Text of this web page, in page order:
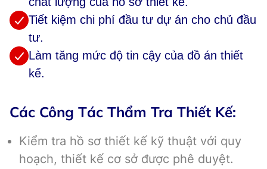
Tiết kiệm chi phí đầu tư dự án cho chủ đầu
tư.
Làm tăng mức độ tin cậy của đồ án thiết
kế.
Các Công Tác Thẩm Tra Thiết Kế:
Kiểm tra hồ sơ thiết kế kỹ thuật với quy
hoạch, thiết kế cơ sở được phê duyệt.